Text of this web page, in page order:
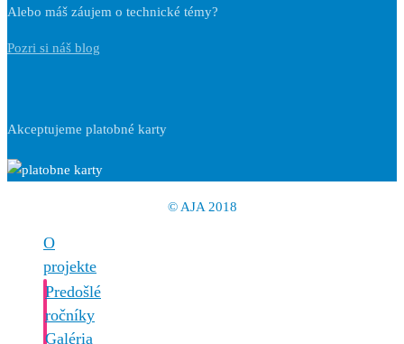
Alebo máš záujem o technické témy?
Pozri si náš blog
Akceptujeme platobné karty
© AJA 2018
O
projekte
Predošlé
ročníky
Galéria